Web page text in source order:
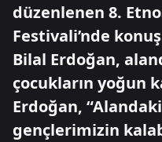
düzenlenen 8.
Festivali’nde
Bilal Erdoğan,
çocukların yoğun
Erdoğan,
gençlerimizin